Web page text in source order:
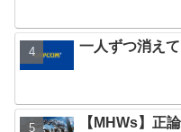
一人ずつ消え
【MHWs】正